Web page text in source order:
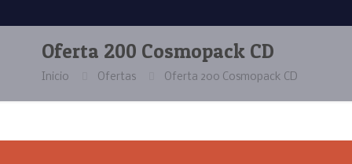
Oferta 200 Cosmopack CD
Inicio Ofertas Oferta 200 Cosmopack CD